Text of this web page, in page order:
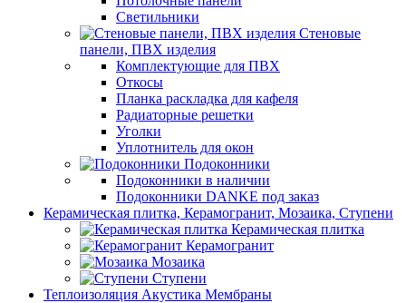
Светильники
Стеновые
панели, ПВХ изделия
Комплектующие для ПВХ
Откосы
Планка раскладка для кафеля
Радиаторные решетки
Уголки
Уплотнитель для окон
Подоконники
Подоконники в наличии
Подоконники DANKE под заказ
Керамическая плитка, Керамогранит, Мозаика, Ступени
Керамическая плитка
Керамогранит
Мозаика
Ступени
Теплоизоляция Акустика Мембраны